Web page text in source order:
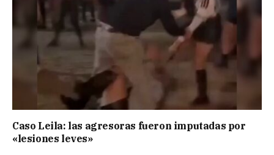
Caso Leila: las agresoras fueron imputadas por
«lesiones leves»